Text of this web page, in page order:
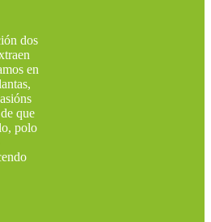
dos
en
que
polo